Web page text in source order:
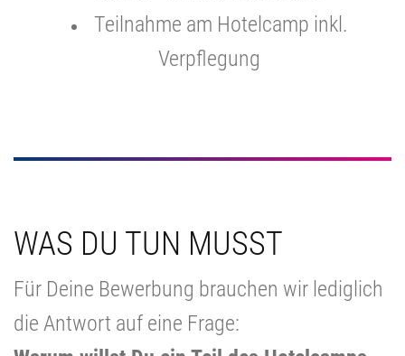
Teilnahme am Hotelcamp inkl.
Verpflegung
WAS DU TUN MUSST
Für Deine Bewerbung brauchen wir lediglich
die Antwort auf eine Frage: